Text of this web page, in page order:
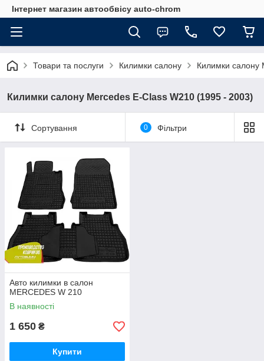
Інтернет магазин автообвісу auto-chrom
Товари та послуги Килимки салону Килимки салону
Килимки салону Mercedes E-Class W210 (1995 - 2003)
Сортування 0 Фільтри
Авто килимки в салон
MERCEDES W 210
В наявності
1 650 ₴
Купити